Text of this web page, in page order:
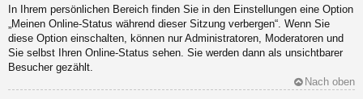
In Ihrem persönlichen Bereich finden Sie in den Einstellungen eine Option
„Meinen Online-Status während dieser Sitzung verbergen“. Wenn Sie
diese Option einschalten, können nur Administratoren, Moderatoren und
Sie selbst Ihren Online-Status sehen. Sie werden dann als unsichtbarer
Besucher gezählt.
Nach oben